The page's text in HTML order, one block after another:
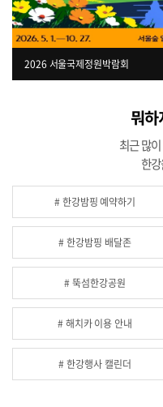
한강공원 자전거도로 안전 수칙
2026년 한강페스티벌 여름축제
2026 서울국제정원박람회
2026년 한강공원 축제지도
광나루한강공원 피클볼장 개장
2026 한강 여행지도 (다운로드)
한강공원 자전거도로 안전 수칙
2026년 한강페스티벌 여름축제
뭐
최근 많
한
# 한강밤핑 예약하기
# 한강밤핑 배달존
# 뚝섬한강공원
# 해치카 이용 안내
# 한강행사 캘린더